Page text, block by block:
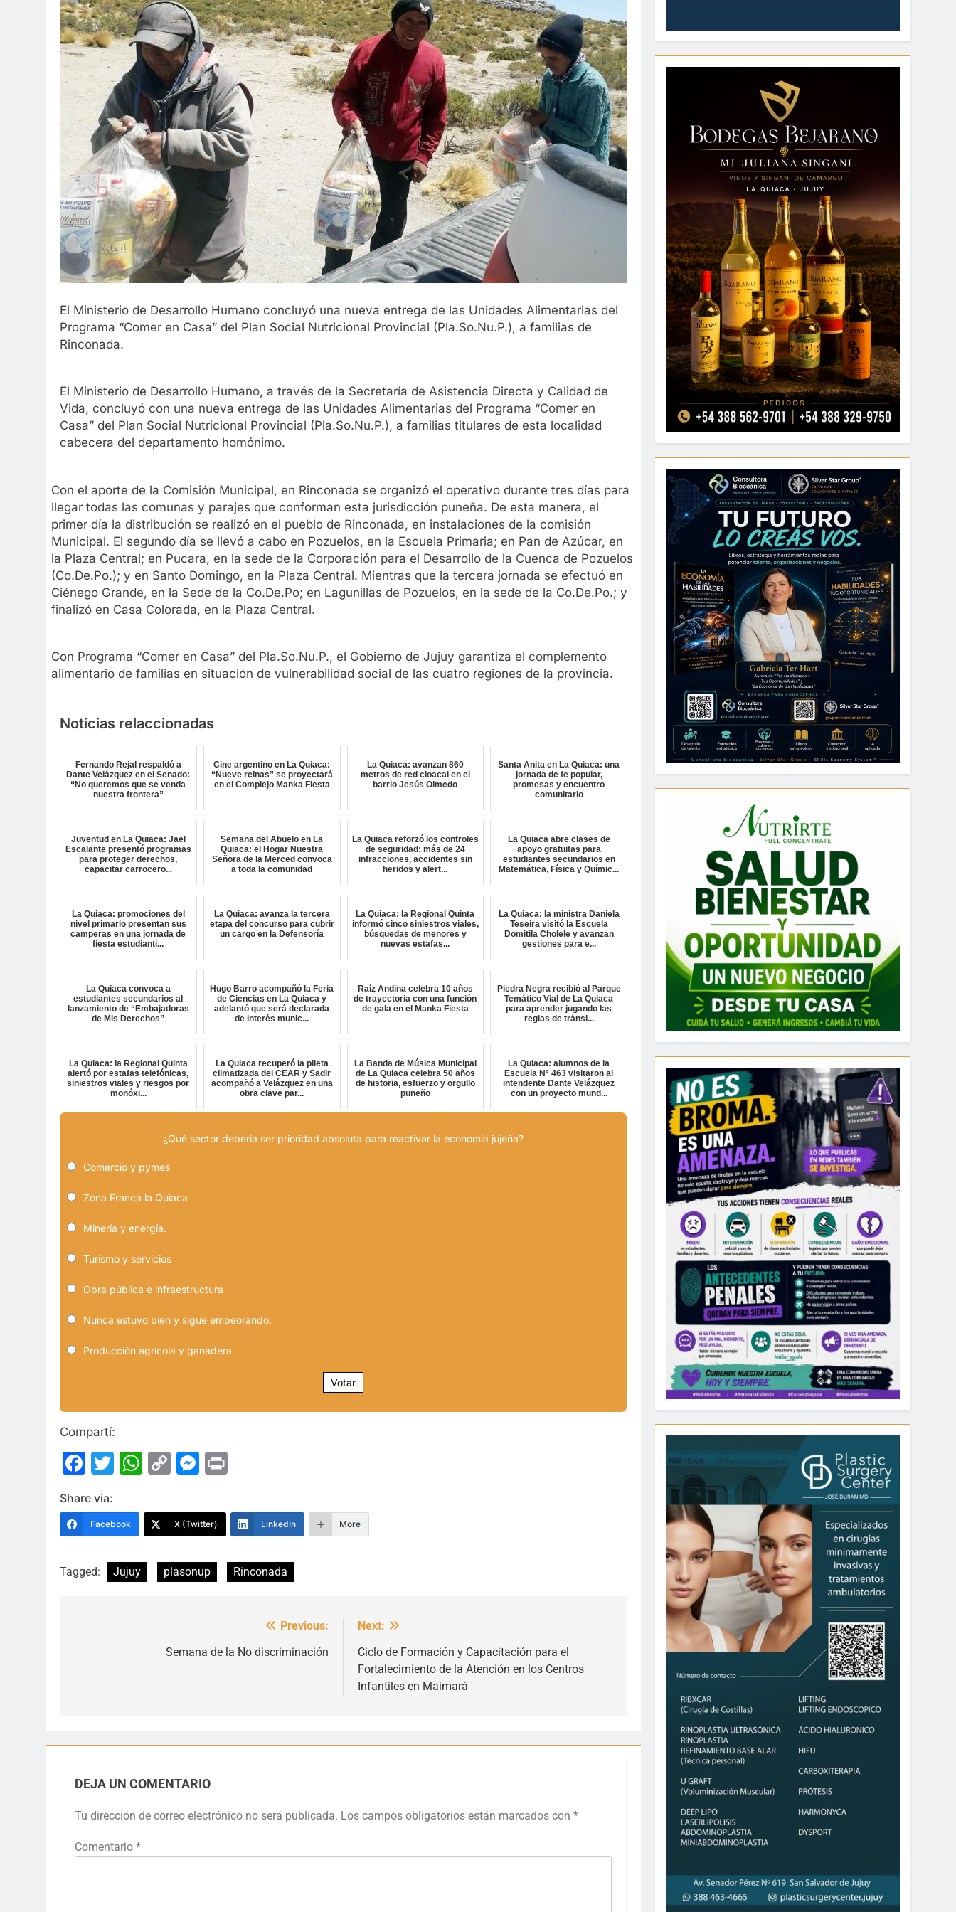
El Ministerio de Desarrollo Humano concluyó una nueva entrega de las Unidades Alimentarias del
Programa “Comer en Casa” del Plan Social Nutricional Provincial (Pla.So.Nu.P.), a familias de
Rinconada.
El Ministerio de Desarrollo Humano, a través de la Secretaría de Asistencia Directa y Calidad de
Vida, concluyó con una nueva entrega de las Unidades Alimentarias del Programa “Comer en
Casa” del Plan Social Nutricional Provincial (Pla.So.Nu.P.), a familias titulares de esta localidad
cabecera del departamento homónimo.
Con el aporte de la Comisión Municipal, en Rinconada se organizó el operativo durante tres días para
llegar todas las comunas y parajes que conforman esta jurisdicción puneña. De esta manera, el
primer día la distribución se realizó en el pueblo de Rinconada, en instalaciones de la comisión
Municipal. El segundo día se llevó a cabo en Pozuelos, en la Escuela Primaria; en Pan de Azúcar, en
la Plaza Central; en Pucara, en la sede de la Corporación para el Desarrollo de la Cuenca de Pozuelos
(Co.De.Po.); y en Santo Domingo, en la Plaza Central. Mientras que la tercera jornada se efectuó en
Ciénego Grande, en la Sede de la Co.De.Po; en Lagunillas de Pozuelos, en la sede de la Co.De.Po.; y
finalizó en Casa Colorada, en la Plaza Central.
Con Programa “Comer en Casa” del Pla.So.Nu.P., el Gobierno de Jujuy garantiza el complemento
alimentario de familias en situación de vulnerabilidad social de las cuatro regiones de la provincia.
Noticias relaccionadas
Fernando Rejal respaldó a
Dante Velázquez en el Senado:
“No queremos que se venda
nuestra frontera”
Cine argentino en La Quiaca:
“Nueve reinas” se proyectará
en el Complejo Manka Fiesta
La Quiaca: avanzan 860
metros de red cloacal en el
barrio Jesús Olmedo
Santa Anita en La Quiaca: una
jornada de fe popular,
promesas y encuentro
comunitario
Juventud en La Quiaca: Jael
Escalante presentó programas
para proteger derechos,
capacitar carrocero...
Semana del Abuelo en La
Quiaca: el Hogar Nuestra
Señora de la Merced convoca
a toda la comunidad
La Quiaca reforzó los controles
de seguridad: más de 24
infracciones, accidentes sin
heridos y alert...
La Quiaca abre clases de
apoyo gratuitas para
estudiantes secundarios en
Matemática, Física y Químic...
La Quiaca: promociones del
nivel primario presentan sus
camperas en una jornada de
fiesta estudianti...
La Quiaca: avanza la tercera
etapa del concurso para cubrir
un cargo en la Defensoría
La Quiaca: la Regional Quinta
informó cinco siniestros viales,
búsquedas de menores y
nuevas estafas...
La Quiaca: la ministra Daniela
Teseira visitó la Escuela
Domitila Cholele y avanzan
gestiones para e...
La Quiaca convoca a
estudiantes secundarios al
lanzamiento de “Embajadoras
de Mis Derechos”
Hugo Barro acompañó la Feria
de Ciencias en La Quiaca y
adelantó que será declarada
de interés munic...
Raíz Andina celebra 10 años
de trayectoria con una función
de gala en el Manka Fiesta
Piedra Negra recibió al Parque
Temático Vial de La Quiaca
para aprender jugando las
reglas de tránsi...
La Quiaca: la Regional Quinta
alertó por estafas telefónicas,
siniestros viales y riesgos por
monóxi...
La Quiaca recuperó la pileta
climatizada del CEAR y Sadir
acompañó a Velázquez en una
obra clave par...
La Banda de Música Municipal
de La Quiaca celebra 50 años
de historia, esfuerzo y orgullo
puneño
La Quiaca: alumnos de la
Escuela N° 463 visitaron al
intendente Dante Velázquez
con un proyecto mund...
¿Qué sector debería ser prioridad absoluta para reactivar la economía jujeña?
Comercio y pymes
Zona Franca la Quiaca
Minería y energía.
Turismo y servicios
Obra pública e infraestructura
Nunca estuvo bien y sigue empeorando.
Producción agrícola y ganadera
Votar
Compartí:
Facebook
Twitter
WhatsApp
CopyMessenger
Share via:
Facebook X (Twitter) LinkedIn More
Tagged: Jujuy plasonup Rinconada
Previous:
Semana de la No discriminación
Next:
Ciclo de Formación y Capacitación para el
Fortalecimiento de la Atención en los Centros
Infantiles en Maimará
DEJA UN COMENTARIO
Tu dirección de correo electrónico no será publicada. Los campos obligatorios están marcados con *
Comentario *